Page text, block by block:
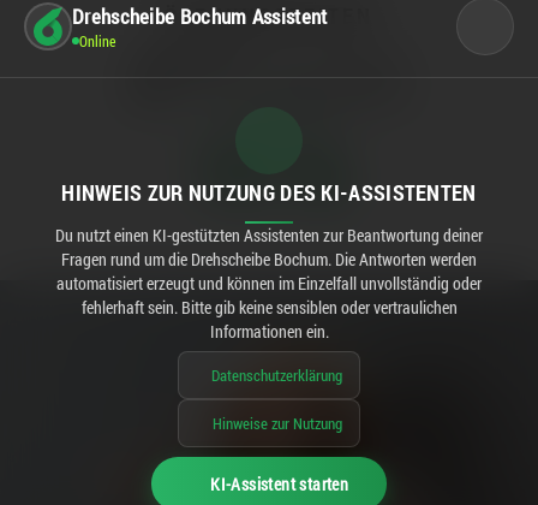
Drehscheibe Bochum Assistent
Online
HINWEIS ZUR NUTZUNG DES KI-ASSISTENTEN
Du nutzt einen KI-gestützten Assistenten zur Beantwortung deiner
Fragen rund um die Drehscheibe Bochum. Die Antworten werden
automatisiert erzeugt und können im Einzelfall unvollständig oder
fehlerhaft sein. Bitte gib keine sensiblen oder vertraulichen
Informationen ein.
Datenschutzerklärung
Hinweise zur Nutzung
KI-Assistent starten
ÖFFNUNGSZEITEN
10:16